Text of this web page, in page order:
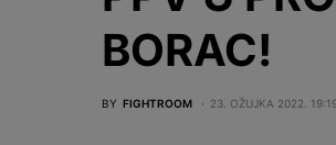
BORAC!
BY FIGHTROOM 23. OŽUJKA 2022.